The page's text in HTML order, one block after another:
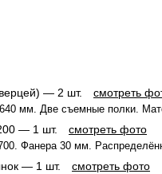
— 2 шт. смотреть
мм. Две съемные полки.
— 1 шт. смотреть фото
Фанера 30 мм.
— 1 шт. смотреть фото